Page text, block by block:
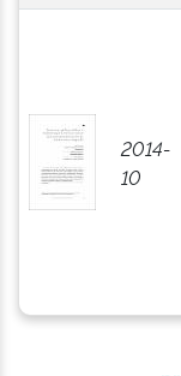
2014-
10